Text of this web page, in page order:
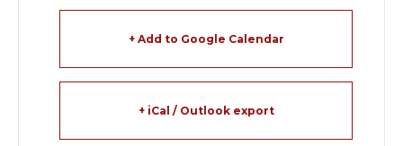
+ Add to Google Calendar
+ iCal / Outlook export